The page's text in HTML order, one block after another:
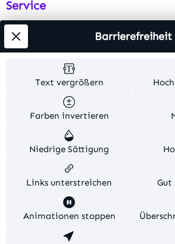
Service
Info
Alle Preise inkl. gesetzl.
Versandkosten . Alle
Herstellerangaben und
© 2026 MKV24 – Alle Rechte
TC-Innovations
Text vergrößern
Farben invertieren
Niedrige Sättigung
Links unterstreichen Gut
Animationen stoppen
Barrierefreiheit
Diese Website verwendet Cookies,
Erfahrung bieten zu können.